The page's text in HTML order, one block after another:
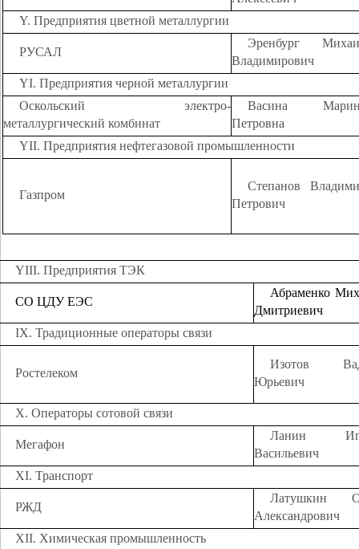
Y. Предприятия цветной металлургии
РУСАЛ
Эренбург
Владимирович
YI. Предприятия черной металлургии
Оскольский электро-
металлургический комбинат
Васина
Петровна
YII. Предприятия нефтегазовой промышленности
Газпром
Степанов
Петрович
YIII. Предприятия ТЭК
СО ЦДУ ЕЭС
Абраменко
Дмитриевич
IX. Традиционные операторы связи
Ростелеком
Изотов
Юрьевич
X. Операторы сотовой связи
Мегафон
Ланин
Васильевич
XI. Транспорт
РЖД
Латушкин
Александрович
XII. Химическая промышленность